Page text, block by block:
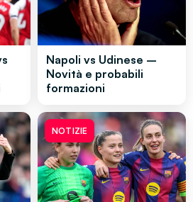
Napoli vs Udinese –
Novità e probabili
formazioni
NOTIZIE